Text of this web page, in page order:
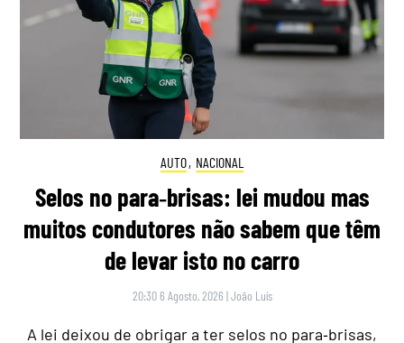
AUTO, NACIONAL
Selos no para‑brisas: lei mudou mas
muitos condutores não sabem que têm
de levar isto no carro
20:30 6 Agosto, 2026 |João Luís
A lei deixou de obrigar a ter selos no para‑brisas,